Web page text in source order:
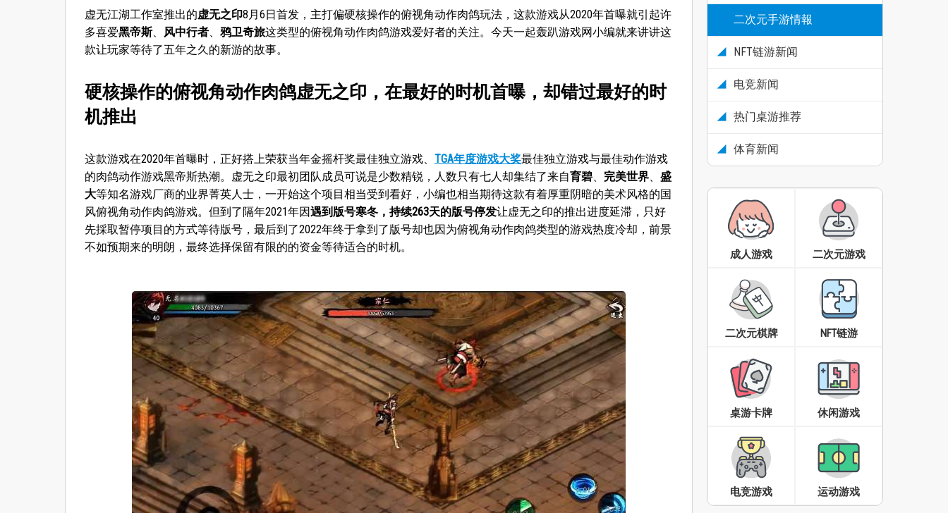
虚无江湖工作室推出的虚无之印8月6日首发，主打偏硬核操作的俯视角动作肉鸽玩法，这款游戏从2020年首曝就引起许
多喜爱黑帝斯、 风中行者、 鸦卫奇旅这类型的俯视角动作肉鸽游戏爱好者的关注。今天一起轰趴游戏网小编就来讲讲这
款让玩家等待了五年之久的新游的故事。
硬核操作的俯视角动作肉鸽虚无之印，在最好的时机首曝，却错过最好的时
机推出
这款游戏在2020年首曝时，正好搭上荣获当年金摇杆奖最佳独立游戏、 TGA年度游戏大奖最佳独立游戏与最佳动作游戏
的肉鸽动作游戏黑帝斯热潮。虚无之印最初团队成员可说是少数精锐，人数只有七人却集结了来自育碧、 完美世界、 盛
大等知名游戏厂商的业界菁英人士，一开始这个项目相当受到看好，小编也相当期待这款有着厚重阴暗的美术风格的国
风俯视角动作肉鸽游戏。但到了隔年2021年因遇到版号寒冬，持续263天的版号停发让虚无之印的推出进度延滞，只好
先採取暂停项目的方式等待版号，最后到了2022年终于拿到了版号却也因为俯视角动作肉鸽类型的游戏热度冷却，前景
不如预期来的明朗，最终选择保留有限的的资金等待适合的时机。
二次元手游情報
NFT链游新闻
电竞新闻
热门桌游推荐
体育新闻
成人游戏 二次元游戏
二次元棋牌 NFT链游
桌游卡牌 休闲游戏
电竞游戏 运动游戏